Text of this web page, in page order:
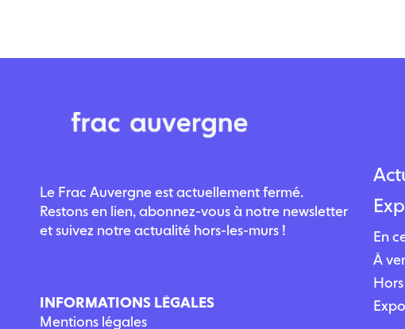
Le Frac Auvergne est actuellement fermé.
Restons en lien, abonnez-vous à notre newsletter
et suivez notre actualité hors-les-murs !
INFORMATIONS LÉGALES
Mentions légales
En
À